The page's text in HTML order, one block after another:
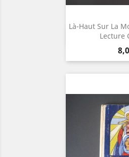
Là-Haut Sur La
Lecture
